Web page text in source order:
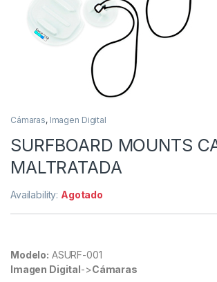
Cámaras, Imagen Digital
SURFBOARD MOUNTS
MALTRATADA
Availability: Agotado
Modelo: ASURF-001
Imagen Digital->Cámaras